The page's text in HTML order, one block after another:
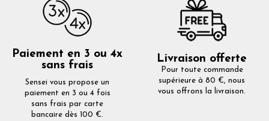
Paiement en 3 ou 4x
sans frais
Sensei vous propose un
paiement en 3 ou 4 fois
sans frais par carte
bancaire dès 100 €.
Livraison offerte
Pour toute commande
supérieure à 80 €, nous
vous offrons la livraison.